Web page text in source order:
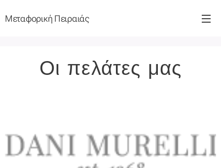
Μεταφορική Πειραιάς
Οι πελάτες μας